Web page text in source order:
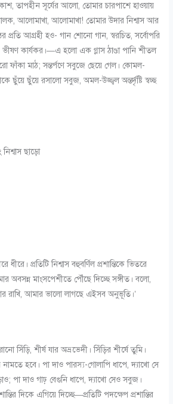
তাপহীন সূর্যের আলো, তোমার চারপাশে হাওয়ায়
আলোমাখা, আলোমাখা! তোমার উদার নিশ্বাস আর
প্রতি আগ্রহী হও- গান শোনো গান, স্বরচিত, সর্বোপরি
কার্যকর।—এ হলো এক গ্লাস ঠাণ্ডা পানি শীতল
ফাঁকা মাঠ; সন্তর্পণে সবুজে ছেয়ে গেল। কোমল-
ছুঁয়ে ছুঁয়ে রসালো সবুজ, অমল-উজ্জ্বল অন্তর্দৃষ্টি স্বচ্ছ
ছাড়ো
ধীরে। প্রতিটি নিশ্বাস বহুবর্ণিল প্রশান্তিকে ভিতরে
অবসন্ন মাংসপেশীতে পৌঁছে দিচ্ছে সঙ্গীত। বলো,
রাখি, আমার ভালো লাগছে এইসব অনুভূতি।’
সিঁড়ি, শীর্ষ যার অভ্রভেদী। সিঁড়ির শীর্ষে তুমি।
নামতে হবে। পা দাও পারস্য-গোলাপি ধাপে, দ্যাখো সে
পা দাও গাঢ় বেগুনি ধাপে, দ্যাখো সেও সবুজ।
দিকে এগিয়ে দিচ্ছে—প্রতিটি পদক্ষেপ প্রশান্তির